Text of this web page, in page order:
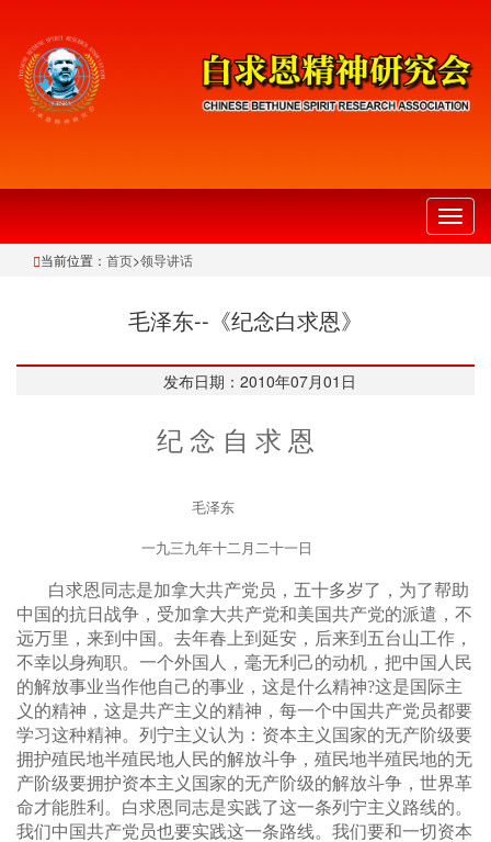
切
换
当前位置： 首页>领导讲话
毛泽东--《纪念白求恩》
发布日期：2010年07月01日
纪 念 自 求 恩
毛泽东
一九三九年十二月二十一日
白求恩同志是加拿大共产党员，五十多岁了，为了帮助
中国的抗日战争，受加拿大共产党和美国共产党的派遣，不
远万里，来到中国。去年春上到延安，后来到五台山工作，
不幸以身殉职。一个外国人，毫无利己的动机，把中国人民
的解放事业当作他自己的事业，这是什么精神?这是国际主
义的精神，这是共产主义的精神，每一个中国共产党员都要
学习这种精神。列宁主义认为：资本主义国家的无产阶级要
拥护殖民地半殖民地人民的解放斗争，殖民地半殖民地的无
产阶级要拥护资本主义国家的无产阶级的解放斗争，世界革
命才能胜利。白求恩同志是实践了这一条列宁主义路线的。
我们中国共产党员也要实践这一条路线。我们要和一切资本